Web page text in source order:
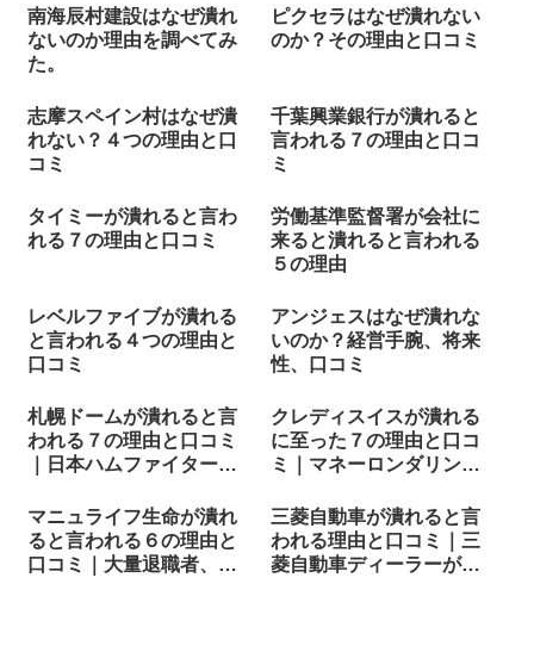
南海辰村建設はなぜ潰れ
ないのか理由を調べてみ
た。
ピクセラはなぜ潰れない
のか？その理由と口コミ
志摩スペイン村はなぜ潰
れない？４つの理由と口
コミ
千葉興業銀行が潰れると
言われる７の理由と口コ
ミ
タイミーが潰れると言わ
れる７の理由と口コミ
労働基準監督署が会社に
来ると潰れると言われる
５の理由
レベルファイブが潰れる
と言われる４つの理由と
口コミ
アンジェスはなぜ潰れな
いのか？経営手腕、将来
性、口コミ
札幌ドームが潰れると言
われる７の理由と口コミ
｜日本ハムファイターズ
募はゼロ
クレディスイスが潰れる
に至った７の理由と口コ
ミ｜マネーロンダリング
題
マニュライフ生命が潰れ
ると言われる６の理由と
口コミ｜大量退職者、保
三菱自動車が潰れると言
われる理由と口コミ｜三
菱自動車ディーラーが破